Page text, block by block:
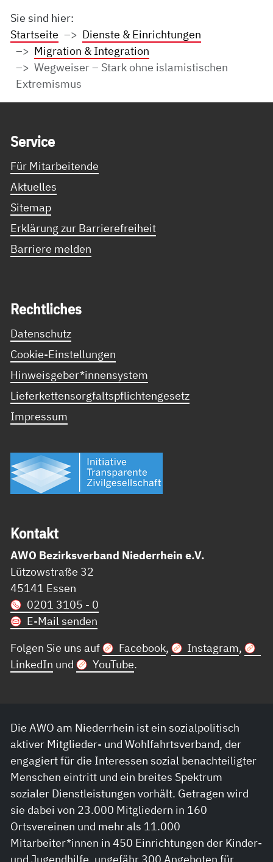
Sie sind hier:
Startseite
Dienste & Einrichtungen
Migration & Integration
Wegweiser – Stark ohne islamistischen
Extremismus
Ser­vice
Für Mitarbeitende
Aktuelles
Sitemap
Erklärung zur Barrierefreiheit
Barriere melden
Recht­li­ches
Datenschutz
Cookie-Einstellungen
Hinweisgeber*innensystem
Lieferkettensorgfaltspflichtengesetz
Impressum
Kon­takt
AWO Bezirksverband Niederrhein e.V.
Lützowstraße 32
45141 Essen
0201 3105 - 0
E-Mail senden
Folgen Sie uns auf
Facebook, Instagram,
LinkedIn und YouTube.
Die AWO am Niederrhein ist ein sozialpolitisch
aktiver Mitglieder- und Wohlfahrtsverband, der
engagiert für die Interessen sozial benachteiligter
Menschen eintritt und ein breites Spektrum
sozialer Dienstleistungen vorhält. Getragen wird
sie dabei von 23.000 Mitgliedern in 160
Ortsvereinen und mehr als 11.000
Mitarbeiter*innen in 450 Einrichtungen der Kinder-
und Jugendhilfe, ungefähr 300 Angeboten für